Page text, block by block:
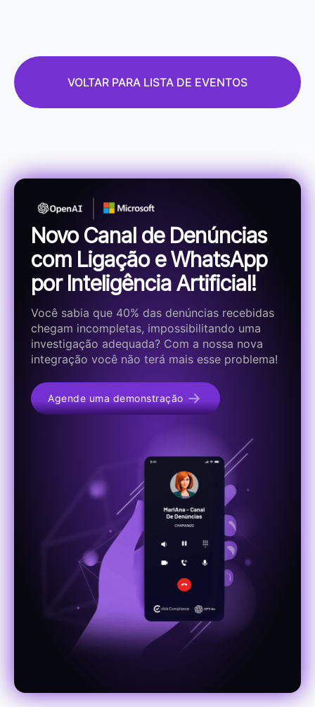
VOLTAR PARA LISTA DE EVENTOS
Novo Canal de Denúncias
com Ligação e WhatsApp
por Inteligência Artificial!
Você sabia que 40% das denúncias recebidas
chegam incompletas, impossibilitando uma
investigação adequada? Com a nossa nova
integração você não terá mais esse problema!
Agende uma demonstração